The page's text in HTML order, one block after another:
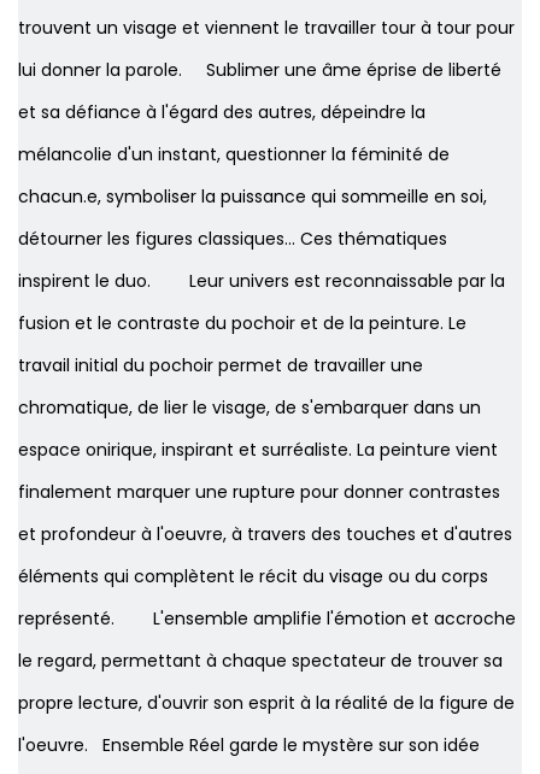
trouvent un visage et viennent le travailler tour à tour pour
lui donner la parole. Sublimer une âme éprise de liberté
et sa défiance à l'égard des autres, dépeindre la
mélancolie d'un instant, questionner la féminité de
chacun.e, symboliser la puissance qui sommeille en soi,
détourner les figures classiques... Ces thématiques
inspirent le duo. ​ Leur univers est reconnaissable par la
fusion et le contraste du pochoir et de la peinture. Le
travail initial du pochoir permet de travailler une
chromatique, de lier le visage, de s'embarquer dans un
espace onirique, inspirant et surréaliste. La peinture vient
finalement marquer une rupture pour donner contrastes
et profondeur à l'oeuvre, à travers des touches et d'autres
éléments qui complètent le récit du visage ou du corps
représenté. ​ L'ensemble amplifie l'émotion et accroche
le regard, permettant à chaque spectateur de trouver sa
propre lecture, d'ouvrir son esprit à la réalité de la figure de
l'oeuvre. Ensemble Réel garde le mystère sur son idée